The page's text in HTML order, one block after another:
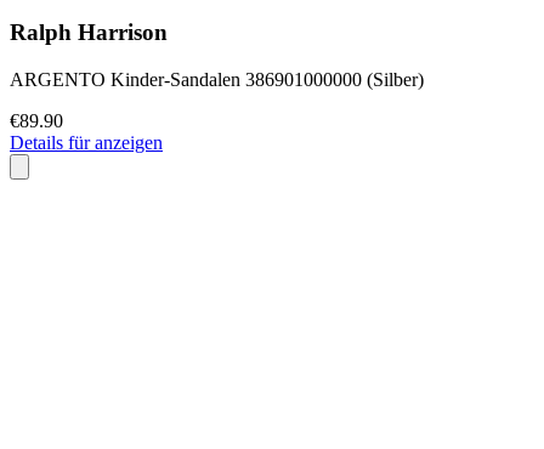
Ralph Harrison
ARGENTO Kinder-Sandalen 386901000000 (Silber)
€89.90
Details für anzeigen